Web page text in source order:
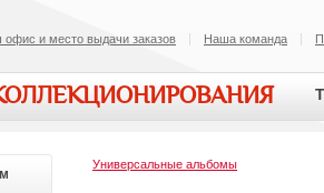
и место выдачи заказов Наша команда
Универсальные альбомы